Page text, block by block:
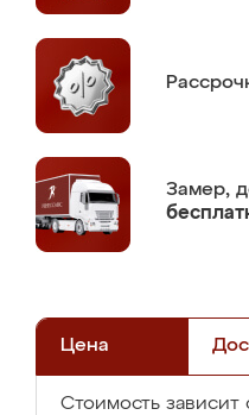
Замер,
Цена
Стоимость зависит